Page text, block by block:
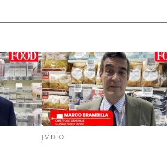
VIDEO